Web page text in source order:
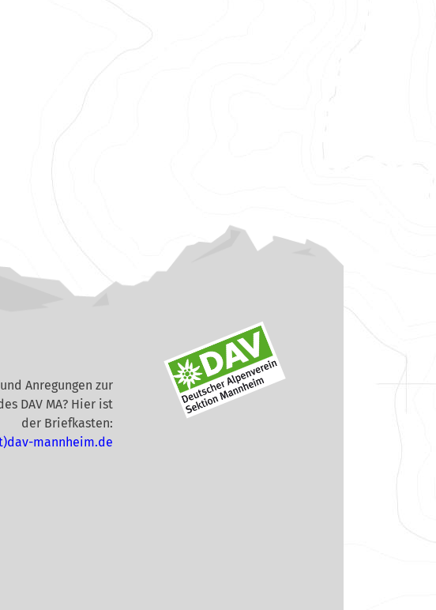
Anregungen zur
DAV MA? Hier ist
der Briefkasten:
mannheim.de